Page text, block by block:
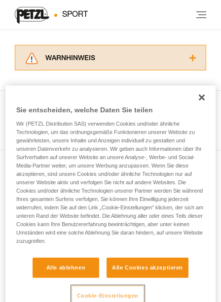
SPORT
WARNHINWEIS
ziehen. Um diese Zusatzinformationen
der Gebrauchsanweisung enthaltenen
Informationen richtig verstanden haben.
Die Beherrschung dieser Techniken setzt eine
entsprechende Ausbildung und ein spezielles
Training voraus. Prüfen Sie zusammen mit
einem Profi, ob Sie in der Lage sind, den
Vorgang alleine sicher zu wiederholen, bevor
Sie ihn eigenständig durchführen.
Wir geben Beispiele für die mit Ihrer Aktivität
verbundenen Techniken. Möglicherweise gibt es
noch andere Techniken, die hier nicht
beschrieben werden.
Alle Techniken ansehen
Newsletter abonnieren
und auf dem Laufenden bleiben
Email *
Tritt der Community bei!
Sie entscheiden, welche Daten Sie teilen
Wir (PETZL Distribution SAS) verwenden Cookies und/oder ähnliche
Technologien, um das ordnungsgemäße Funktionieren unserer Website zu
gewährleisten, unsere Inhalte und Anzeigen individuell zu gestalten und
unseren Datenverkehr zu analysieren. Wir geben auch Informationen über Ihr
Surfverhalten auf unserer Website an unsere Analyse-, Werbe- und Social-
Media-Partner weiter, um unsere Werbung anzupassen. Wenn Sie diese
akzeptieren, sind unsere Cookies und/oder ähnliche Technologien nur auf
unserer Website aktiv und verfolgen Sie nicht auf andere Websites. Die
Cookies und/oder ähnliche Technologien unserer Partner werden Sie während
Ihres gesamten Surfens verfolgen. Sie können Ihre Einwilligung jederzeit
widerrufen, indem Sie auf den Link „Cookie-Einstellungen“ klicken, der sich am
unteren Rand der Website befindet. Die Ablehnung aller oder eines Teils dieser
Cookies kann Ihre Benutzererfahrung beeinträchtigen, aber unter keinen
Umständen wird eine solche Ablehnung Sie daran hindern, auf unsere Website
zuzugreifen.
Alle ablehnen Alle Cookies akzeptieren
Cookie-Einstellungen